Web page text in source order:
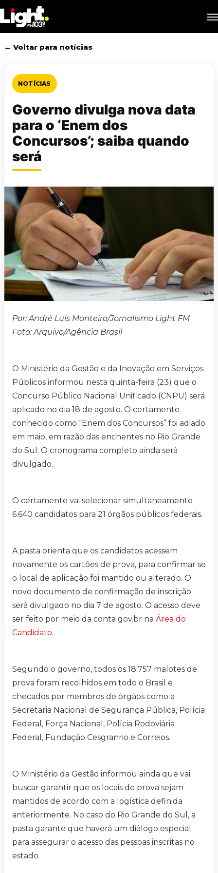
to
main
content
← Voltar para notícias
NOTÍCIAS
Governo divulga nova data
para o ‘Enem dos
Concursos’; saiba quando
será
Por: André Luís Monteiro/Jornalismo Light FM
Foto: Arquivo/Agência Brasil
O Ministério da Gestão e da Inovação em Serviços
Públicos informou nesta quinta-feira (23) que o
Concurso Público Nacional Unificado (CNPU) será
aplicado no dia 18 de agosto. O certamente
conhecido como “Enem dos Concursos” foi adiado
em maio, em razão das enchentes no Rio Grande
do Sul. O cronograma completo ainda será
divulgado.
O certamente vai selecionar simultaneamente
6.640 candidatos para 21 órgãos públicos federais.
A pasta orienta que os candidatos acessem
novamente os cartões de prova, para confirmar se
o local de aplicação foi mantido ou alterado. O
novo documento de confirmação de inscrição
será divulgado no dia 7 de agosto. O acesso deve
ser feito por meio da conta gov.br na Área do
Candidato.
Segundo o governo, todos os 18.757 malotes de
prova foram recolhidos em todo o Brasil e
checados por membros de órgãos como a
Secretaria Nacional de Segurança Pública, Polícia
Federal, Força Nacional, Polícia Rodoviária
Federal, Fundação Cesgranrio e Correios.
O Ministério da Gestão informou ainda que vai
buscar garantir que os locais de prova sejam
mantidos de acordo com a logística definida
anteriormente. No caso do Rio Grande do Sul, a
pasta garante que haverá um diálogo especial
para assegurar o acesso das pessoas inscritas no
estado.